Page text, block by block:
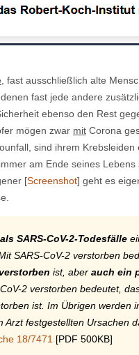
, fast ausschließlich alte
fast jede andere
ebenso den Rest
mögen zwar mit Corona
sind ihrem Krebsleiden
am Ende seines
[Screenshot] geht es
als SARS-CoV-2-Todesfälle
SARS-CoV-2 verstorben
ist, aber auch ein
2 verstorben bedeutet,
ist. Im Übrigen werden
Arzt festgestellten Ursachen
18/7471 [PDF 500KB]